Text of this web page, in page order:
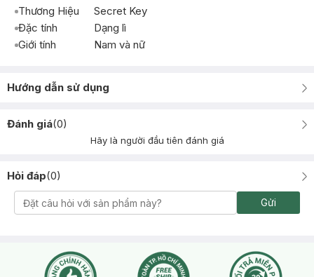
Thương Hiệu
Secret Key
Đặc tính
Dạng lì
Giới tính
Nam và nữ
Hướng dẫn sử dụng
Đánh giá(0)
Hãy là người đầu tiên đánh giá
Hỏi đáp(0)
Gửi